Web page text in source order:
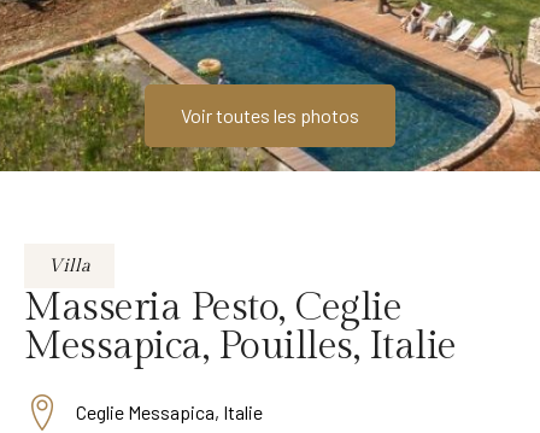
Voir toutes les photos
Villa
Masseria Pesto, Ceglie
Messapica, Pouilles, Italie
Ceglie Messapica, Italie